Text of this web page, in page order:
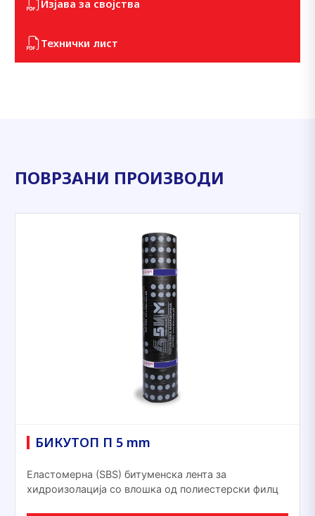
Изјава за својства
Технички лист
ПОВРЗАНИ ПРОИЗВОДИ
БИКУТОП П 5 mm
Еластомерна (ЅВЅ) битуменска лента за
хидроизолација со влошка од полиестерски филц